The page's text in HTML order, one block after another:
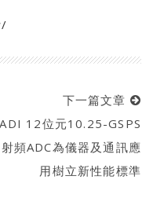
下一篇文章
ADI 12位元10.25-GSPS
射頻ADC為儀器及通訊應
用樹立新性能標準